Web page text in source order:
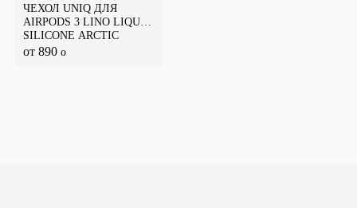
ЧЕХОЛ UNIQ ДЛЯ
AIRPODS 3 LINO LIQUID
SILICONE ARCTIC
от 890 o